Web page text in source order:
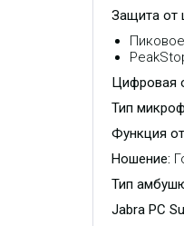
Защита от
Цифровая
Тип
Функция
Ношение:
Тип
Jabra PC